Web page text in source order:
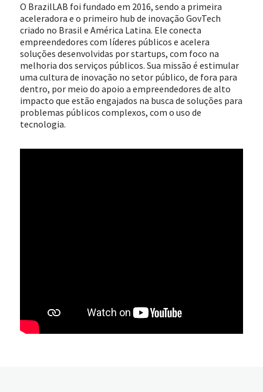
O BrazilLAB foi fundado em 2016, sendo a primeira
aceleradora e o primeiro hub de inovação GovTech
criado no Brasil e América Latina. Ele conecta
empreendedores com líderes públicos e acelera
soluções desenvolvidas por startups, com foco na
melhoria dos serviços públicos. Sua missão é estimular
uma cultura de inovação no setor público, de fora para
dentro, por meio do apoio a empreendedores de alto
impacto que estão engajados na busca de soluções para
problemas públicos complexos, com o uso de
tecnologia.